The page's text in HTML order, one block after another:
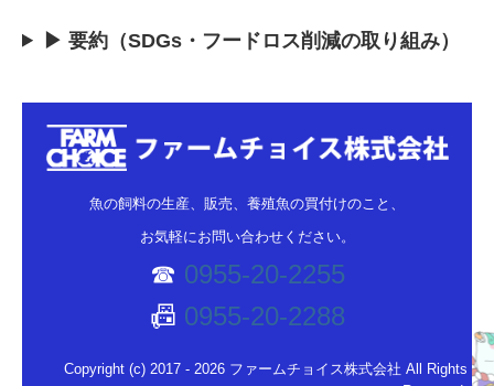
▶ 要約（SDGs・フードロス削減の取り組み）
魚の飼料の生産、販売、養殖魚の買付けのこと、
お気軽にお問い合わせください。
☎ 0955-20-2255
📠 0955-20-2288
Copyright (c) 2017 - 2026 ファームチョイス株式会社 All Rights